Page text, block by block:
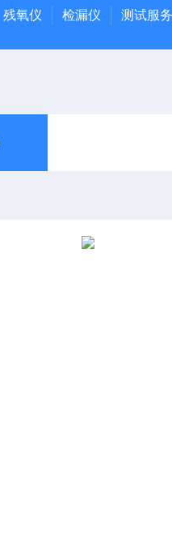
残氧仪 检漏仪 测试服务